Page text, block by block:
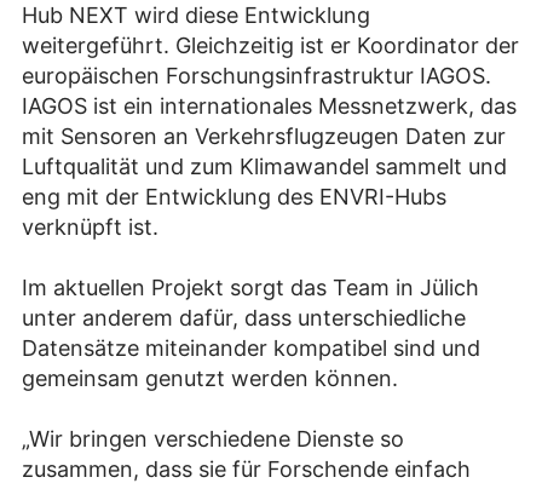
Hub NEXT wird diese Entwicklung
weitergeführt. Gleichzeitig ist er Koordinator der
europäischen Forschungsinfrastruktur IAGOS.
IAGOS ist ein internationales Messnetzwerk, das
mit Sensoren an Verkehrsflugzeugen Daten zur
Luftqualität und zum Klimawandel sammelt und
eng mit der Entwicklung des ENVRI-Hubs
verknüpft ist.
Im aktuellen Projekt sorgt das Team in Jülich
unter anderem dafür, dass unterschiedliche
Datensätze miteinander kompatibel sind und
gemeinsam genutzt werden können.
„Wir bringen verschiedene Dienste so
zusammen, dass sie für Forschende einfach